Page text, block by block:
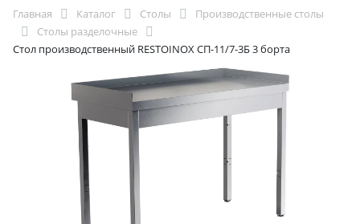
Главная Каталог Столы
Производственные столы
Столы разделочные
Стол производственный RESTOINOX СП-11/7-3Б 3 борта